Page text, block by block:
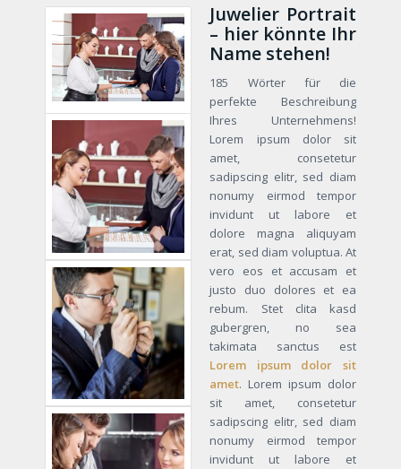
Juwelier Portrait
– hier könnte Ihr
Name stehen!
185 Wörter für die
perfekte Beschreibung
Ihres Unternehmens!
Lorem ipsum dolor sit
amet, consetetur
sadipscing elitr, sed diam
nonumy eirmod tempor
invidunt ut labore et
dolore magna aliquyam
erat, sed diam voluptua. At
vero eos et accusam et
justo duo dolores et ea
rebum. Stet clita kasd
gubergren, no sea
takimata sanctus est
Lorem ipsum dolor sit
amet. Lorem ipsum dolor
sit amet, consetetur
sadipscing elitr, sed diam
nonumy eirmod tempor
invidunt ut labore et